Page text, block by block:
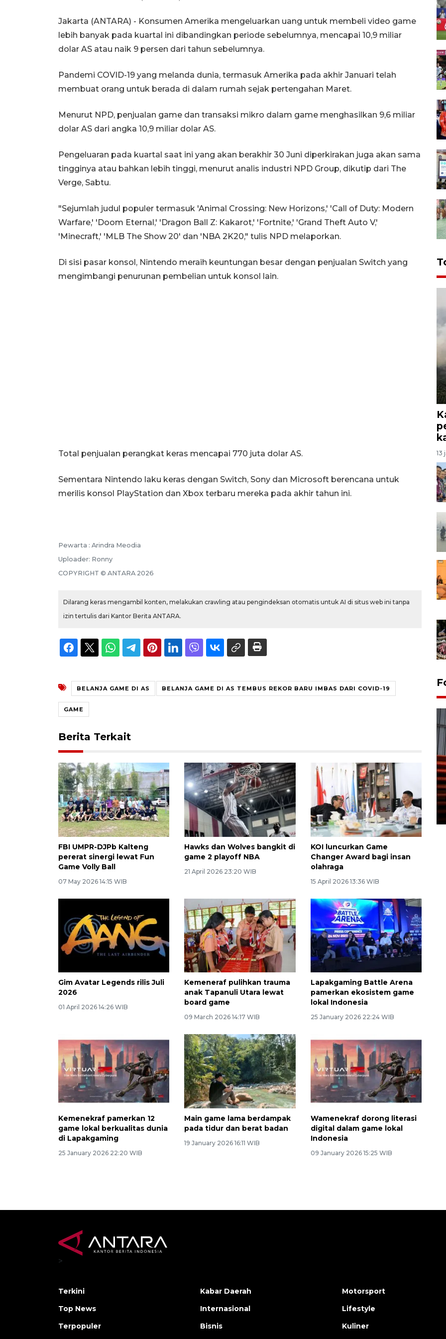
Jakarta (ANTARA) - Konsumen Amerika mengeluarkan uang untuk membeli video game
lebih banyak pada kuartal ini dibandingkan periode sebelumnya, mencapai 10,9 miliar
dolar AS atau naik 9 persen dari tahun sebelumnya.
Pandemi COVID-19 yang melanda dunia, termasuk Amerika pada akhir Januari telah
membuat orang untuk berada di dalam rumah sejak pertengahan Maret.
Menurut NPD, penjualan game dan transaksi mikro dalam game menghasilkan 9,6 miliar
dolar AS dari angka 10,9 miliar dolar AS.
Pengeluaran pada kuartal saat ini yang akan berakhir 30 Juni diperkirakan juga akan sama
tingginya atau bahkan lebih tinggi, menurut analis industri NPD Group, dikutip dari The
Verge, Sabtu.
"Sejumlah judul populer termasuk 'Animal Crossing: New Horizons,' 'Call of Duty: Modern
Warfare,' 'Doom Eternal,' 'Dragon Ball Z: Kakarot,' 'Fortnite,' 'Grand Theft Auto V,'
'Minecraft,' 'MLB The Show 20' dan 'NBA 2K20," tulis NPD melaporkan.
Di sisi pasar konsol, Nintendo meraih keuntungan besar dengan penjualan Switch yang
mengimbangi penurunan pembelian untuk konsol lain.
Total penjualan perangkat keras mencapai 770 juta dolar AS.
Sementara Nintendo laku keras dengan Switch, Sony dan Microsoft berencana untuk
merilis konsol PlayStation dan Xbox terbaru mereka pada akhir tahun ini.
Pewarta : Arindra Meodia
Uploader: Ronny
COPYRIGHT © ANTARA 2026
Dilarang keras mengambil konten, melakukan crawling atau pengindeksan otomatis untuk AI di situs web ini tanpa
izin tertulis dari Kantor Berita ANTARA.
BELANJA GAME DI AS BELANJA GAME DI AS TEMBUS REKOR BARU IMBAS DARI COVID-19
GAME
Berita Terkait
FBI UMPR-DJPb Kalteng
pererat sinergi lewat Fun
Game Volly Ball
07 May 2026 14:15 WIB
Hawks dan Wolves bangkit di
game 2 playoff NBA
21 April 2026 23:20 WIB
KOI luncurkan Game
Changer Award bagi insan
olahraga
15 April 2026 13:36 WIB
Gim Avatar Legends rilis Juli
2026
01 April 2026 14:26 WIB
Kemeneraf pulihkan trauma
anak Tapanuli Utara lewat
board game
09 March 2026 14:17 WIB
Lapakgaming Battle Arena
pamerkan ekosistem game
lokal Indonesia
25 January 2026 22:24 WIB
Kemenekraf pamerkan 12
game lokal berkualitas dunia
di Lapakgaming
25 January 2026 22:20 WIB
Main game lama berdampak
pada tidur dan berat badan
19 January 2026 16:11 WIB
Wamenekraf dorong literasi
digital dalam game lokal
Indonesia
09 January 2026 15:25 WIB
13
Prediksi puncak musim
kemarau di Kalimantan
Tengah
22 July 2026 17:18 WIB
>
Terkini
Top News
Terpopuler
Kabar Daerah
Internasional
Bisnis
Motorsport
Lifestyle
Kuliner